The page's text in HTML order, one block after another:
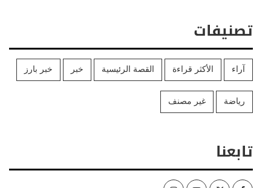
تصنيفات
آراء الأكثر قراءة القصة الرئيسية خبر خبر بارز
رياضة غير مصنف
تابعنا